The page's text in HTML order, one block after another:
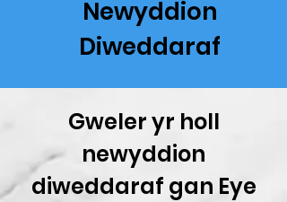
Newyddion
Diweddaraf
Gweler yr holl
newyddion
diweddaraf gan Eye